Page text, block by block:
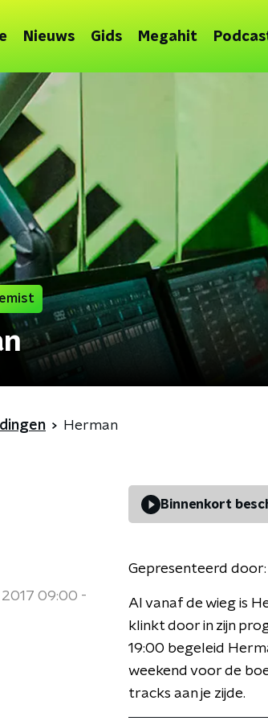
Nieuws Gids Megahit
Herman
09:00 -
Binnenkort
Gepresenteerd door:
Al vanaf de wieg is
klinkt door in zijn
19:00 begeleid
weekend voor de
tracks aan je zijde.